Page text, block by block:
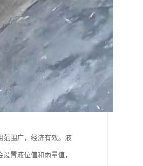
范围广，经济有效。液
置液位值和雨量值，